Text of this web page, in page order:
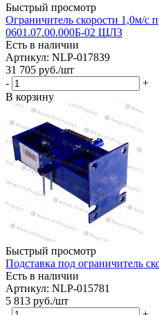
Быстрый просмотр
Ограничитель скорости 1,0м/с
0601.07.00.000Б-02 ЩЛЗ
Есть в наличии
Артикул: NLP-017839
31 705 руб./шт
-
+
В корзину
Быстрый просмотр
Подставка под ограничитель
Есть в наличии
Артикул: NLP-015781
5 813 руб./шт